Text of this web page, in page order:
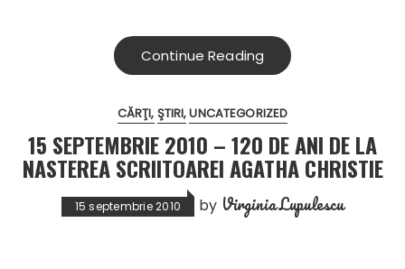
Continue Reading
CĂRŢI ŞTIRI UNCATEGORIZED
15 SEPTEMBRIE 2010 – 120 DE ANI DE LA
NASTEREA SCRIITOAREI AGATHA CHRISTIE
15 septembrie 2010 by Virginia Lupulescu